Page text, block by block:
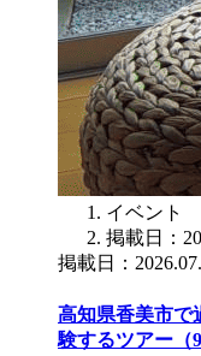
イベント
掲載日：
掲載日：
高知県香美市で
験するツアー（